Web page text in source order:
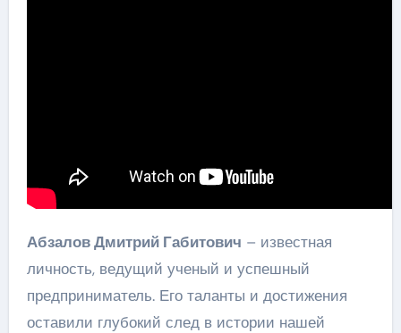
Абзалов Дмитрий Габитович – известная
личность, ведущий ученый и успешный
предприниматель. Его таланты и достижения
оставили глубокий след в истории нашей